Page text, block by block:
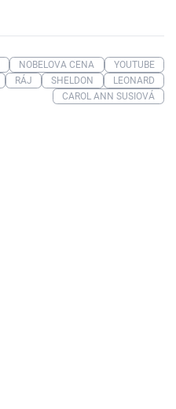
NOBELOVA CENA
YOUTUBE
RÁJ SHELDON
LEONARD
CAROL ANN SUSIOVÁ